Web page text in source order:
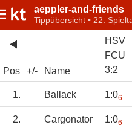
aeppler-and-friends
Tippübersicht • 22.
Pos +/- Name
HSV
FCU
3:2
1. Ballack 1:06
2. Cargonator 1:06